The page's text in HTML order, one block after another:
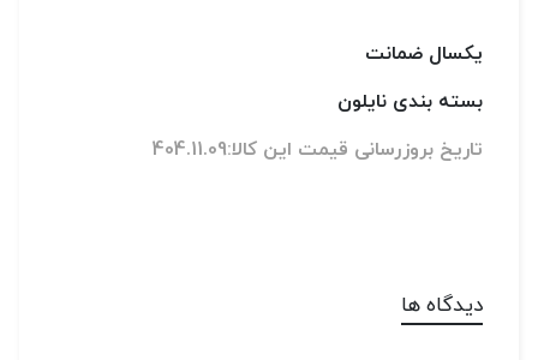
یکسال ضمانت
بسته بندی نایلون
تاریخ بروزرسانی قیمت این کالا:404.11.09
دیدگاه ها